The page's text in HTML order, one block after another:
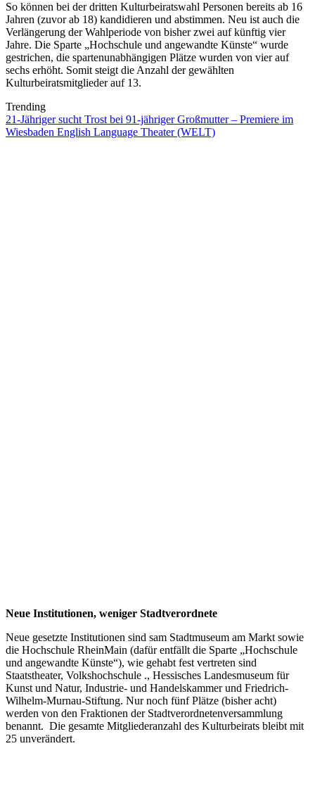
So können bei der dritten Kulturbeiratswahl Personen bereits ab 16
Jahren (zuvor ab 18) kandidieren und abstimmen. Neu ist auch die
Verlängerung der Wahlperiode von bisher zwei auf künftig vier
Jahre. Die Sparte „Hochschule und angewandte Künste“ wurde
gestrichen, die spartenunabhängigen Plätze wurden von vier auf
sechs erhöht. Somit steigt die Anzahl der gewählten
Kulturbeiratsmitglieder auf 13.
Trending
21-Jähriger sucht Trost bei 91-jähriger Großmutter – Premiere im
Wiesbaden English Language Theater (WELT)
Neue Institutionen, weniger Stadtverordnete
Neue gesetzte Institutionen sind sam Stadtmuseum am Markt sowie
die Hochschule RheinMain (dafür entfällt die Sparte „Hochschule
und angewandte Künste“), wie gehabt fest vertreten sind
Staatstheater, Volkshochschule ., Hessisches Landesmuseum für
Kunst und Natur, Industrie- und Handelskammer und Friedrich-
Wilhelm-Murnau-Stiftung. Nur noch fünf Plätze (bisher acht)
werden von den Fraktionen der Stadtverordnetenversammlung
benannt. Die gesamte Mitgliederanzahl des Kulturbeirats bleibt mit
25 unverändert.